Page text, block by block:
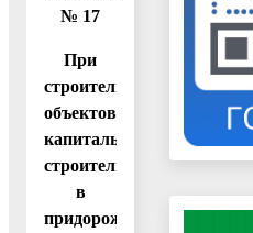
№ 17
При
строительстве
объектов
капитального
строительства
в
придорожной